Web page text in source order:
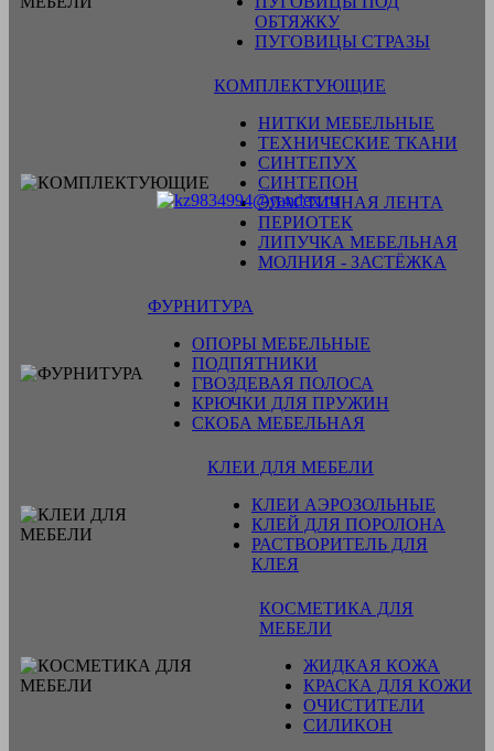
ОБТЯЖКУ
ПУГОВИЦЫ СТРАЗЫ
КОМПЛЕКТУЮЩИЕ
НИТКИ МЕБЕЛЬНЫЕ
ТЕХНИЧЕСКИЕ ТКАНИ
СИНТЕПУХ
СИНТЕПОН
ЭЛАСТИЧНАЯ ЛЕНТА
ПЕРИОТЕК
ЛИПУЧКА МЕБЕЛЬНАЯ
МОЛНИЯ - ЗАСТЁЖКА
ФУРНИТУРА
ОПОРЫ МЕБЕЛЬНЫЕ
ПОДПЯТНИКИ
ГВОЗДЕВАЯ ПОЛОСА
КРЮЧКИ ДЛЯ ПРУЖИН
СКОБА МЕБЕЛЬНАЯ
КЛЕИ ДЛЯ МЕБЕЛИ
КЛЕИ АЭРОЗОЛЬНЫЕ
КЛЕЙ ДЛЯ ПОРОЛОНА
РАСТВОРИТЕЛЬ ДЛЯ
КЛЕЯ
КОСМЕТИКА ДЛЯ
МЕБЕЛИ
ЖИДКАЯ КОЖА
КРАСКА ДЛЯ КОЖИ
ОЧИСТИТЕЛИ
СИЛИКОН